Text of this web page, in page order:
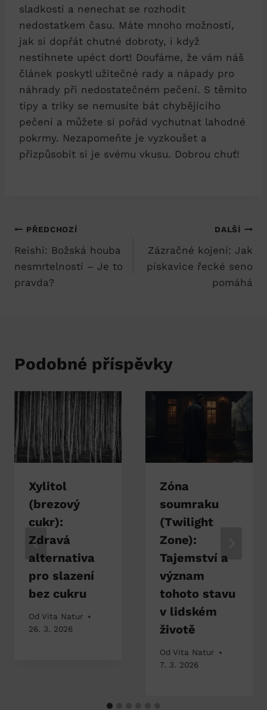
sladkosti a nenechat se rozhodit
nedostatkem času. Máte mnoho možností,
jak si dopřát chutné dobroty, i když
nestihnete upéct dort! Doufáme, že vám náš
článek poskytl užitečné rady a nápady pro
náhrady při nedostatečném pečení. S těmito
tipy a triky se nemusíte bát chybějícího
pečení a můžete si pořád vychutnat lahodné
pokrmy. Nezapomeňte je vyzkoušet a
přizpůsobit si je svému vkusu. Dobrou chuť!
Navigace
pro
příspěvek
PŘEDCHOZÍ
Reishi: Božská houba
nesmrtelnosti – Je to
pravda?
DALŠÍ
Zázračné kojení: Jak
pískavice řecké seno
pomáhá
Podobné příspěvky
Xylitol
(brezový
cukr):
Zdravá
alternativa
pro slazení
bez cukru
Od Vita Natur
26. 3. 2026
Zóna
soumraku
(Twilight
Zone):
Tajemství a
význam
tohoto stavu
v lidském
životě
Od Vita Natur
7. 3. 2026